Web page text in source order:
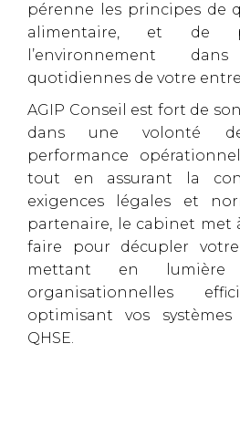
pérenne les principes de
alimentaire, et de
l’environnement
quotidiennes de votre
AGIP Conseil est fort de
dans une volonté
performance
tout en assurant la
exigences légales et
partenaire, le cabinet met
faire pour décupler
mettant en lumière
organisationnelles
optimisant vos
QHSE.